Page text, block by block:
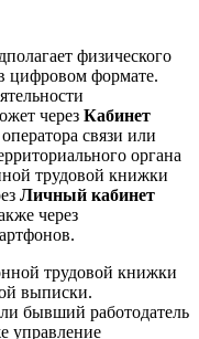
физического
цифровом формате.
через Кабинет
связи или
органа
трудовой книжки
Личный кабинет
через
трудовой книжки
выписки.
бывший работодатель
управление